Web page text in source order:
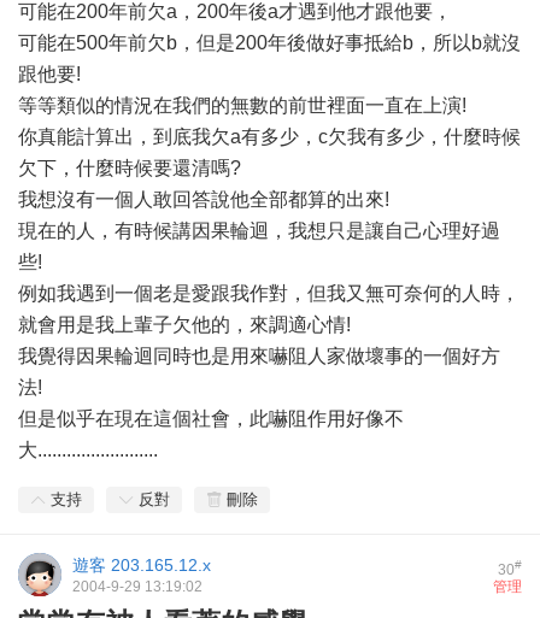
可能在200年前欠a，200年後a才遇到他才跟他要，
可能在500年前欠b，但是200年後做好事抵給b，所以b就沒
跟他要!
等等類似的情況在我們的無數的前世裡面一直在上演!
你真能計算出，到底我欠a有多少，c欠我有多少，什麼時候
欠下，什麼時候要還清嗎?
我想沒有一個人敢回答說他全部都算的出來!
現在的人，有時候講因果輪迴，我想只是讓自己心理好過
些!
例如我遇到一個老是愛跟我作對，但我又無可奈何的人時，
就會用是我上輩子欠他的，來調適心情!
我覺得因果輪迴同時也是用來嚇阻人家做壞事的一個好方
法!
但是似乎在現在這個社會，此嚇阻作用好像不
大.........................
支持 反對 刪除
30#
遊客 203.165.12.x
管理
2004-9-29 13:19:02